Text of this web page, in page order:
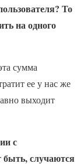
То
на одного
сумма
ее у нас же
выходит
с
случаются